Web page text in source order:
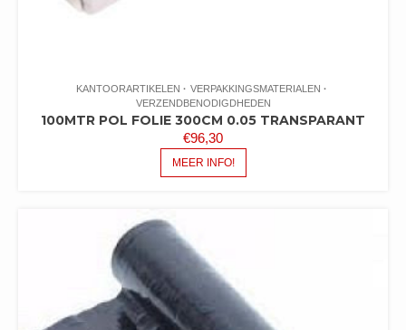
KANTOORARTIKELEN
VERPAKKINGSMATERIALEN
VERZENDBENODIGDHEDEN
100MTR POL FOLIE 300CM 0.05 TRANSPARANT
€96,30
MEER INFO!